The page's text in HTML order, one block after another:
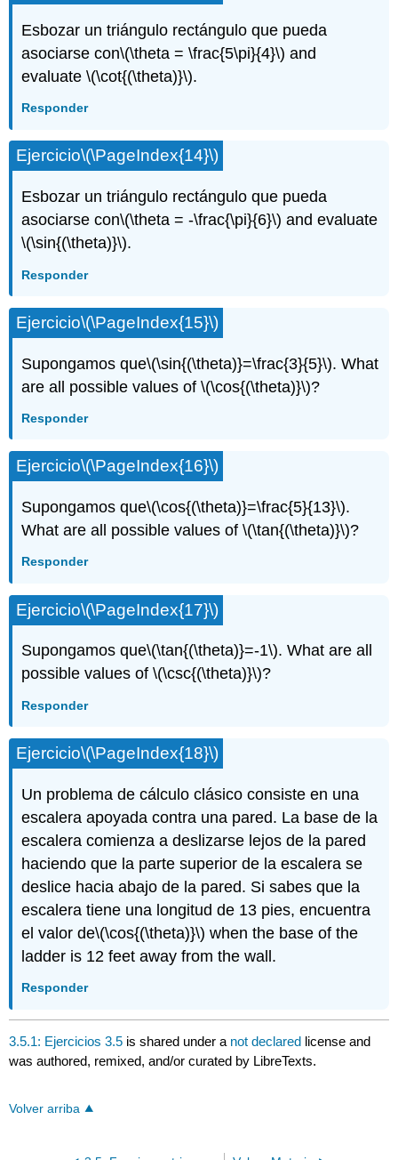
Esbozar un triángulo rectángulo que pueda
asociarse con\(\theta = \frac{5\pi}{4}\) and
evaluate\(\cot{(\theta)}\).
Responder
Ejercicio\(\PageIndex{14}\)
Esbozar un triángulo rectángulo que pueda
asociarse con\(\theta = -\frac{\pi}{6}\) and evaluate
\(\sin{(\theta)}\).
Responder
Ejercicio\(\PageIndex{15}\)
Supongamos que\(\sin{(\theta)}=\frac{3}{5}\). What
are all possible values of\(\cos{(\theta)}\)?
Responder
Ejercicio\(\PageIndex{16}\)
Supongamos que\(\cos{(\theta)}=\frac{5}{13}\).
What are all possible values of\(\tan{(\theta)}\)?
Responder
Ejercicio\(\PageIndex{17}\)
Supongamos que\(\tan{(\theta)}=-1\). What are all
possible values of\(\csc{(\theta)}\)?
Responder
Ejercicio\(\PageIndex{18}\)
Un problema de cálculo clásico consiste en una
escalera apoyada contra una pared. La base de la
escalera comienza a deslizarse lejos de la pared
haciendo que la parte superior de la escalera se
deslice hacia abajo de la pared. Si sabes que la
escalera tiene una longitud de 13 pies, encuentra
el valor de\(\cos{(\theta)}\) when the base of the
ladder is 12 feet away from the wall.
Responder
3.5.1: Ejercicios 3.5 is shared under a not declared license and
was authored, remixed, and/or curated by LibreTexts.
Volver arriba